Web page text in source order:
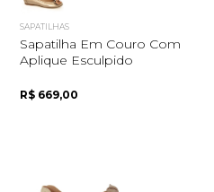
SAPATILHAS
Sapatilha Em Couro Com
Aplique Esculpido
R$ 669,00